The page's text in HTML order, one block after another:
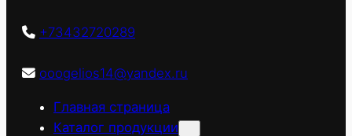
+73432720289
ooogelios14@yandex.ru
Главная страница
Каталог продукции